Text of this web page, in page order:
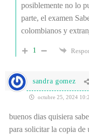
posiblemente no lo
parte, el examen
colombianos y
1
sandra gomez
octubre 25, 2024
buenos dias quisiera
para solicitar la copia de